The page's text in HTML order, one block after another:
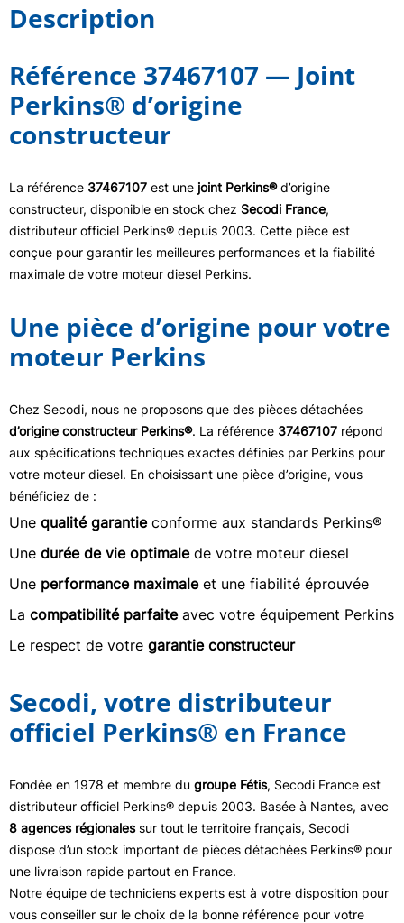
Description
Référence 37467107 — Joint
Perkins® d’origine
constructeur
La référence 37467107 est une joint Perkins®d’origine
constructeur, disponible en stock chez Secodi France,
distributeur officiel Perkins® depuis 2003. Cette pièce est
conçue pour garantir les meilleures performances et la fiabilité
maximale de votre moteur diesel Perkins.
Une pièce d’origine pour votre
moteur Perkins
Chez Secodi, nous ne proposons que des pièces détachées
d’origine constructeur Perkins®. La référence 37467107 répond
aux spécifications techniques exactes définies par Perkins pour
votre moteur diesel. En choisissant une pièce d’origine, vous
bénéficiez de :
Une qualité garantieconforme aux standards Perkins®
Une durée de vie optimalede votre moteur diesel
Une performance maximaleet une fiabilité éprouvée
La compatibilité parfaiteavec votre équipement Perkins
Le respect de votre garantie constructeur
Secodi, votre distributeur
officiel Perkins® en France
Fondée en 1978 et membre du groupe Fétis, Secodi France est
distributeur officiel Perkins® depuis 2003. Basée à Nantes, avec
8 agences régionalessur tout le territoire français, Secodi
dispose d’un stock important de pièces détachées Perkins® pour
une livraison rapide partout en France.
Notre équipe de techniciens experts est à votre disposition pour
vous conseiller sur le choix de la bonne référence pour votre